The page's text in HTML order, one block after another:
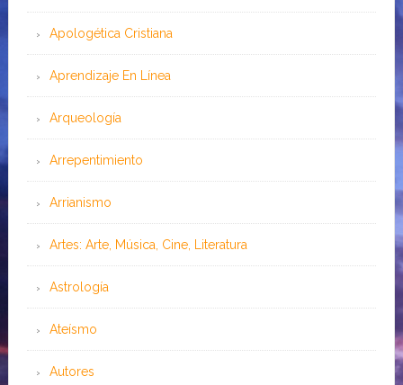
Apologética Cristiana
Aprendizaje En Línea
Arqueología
Arrepentimiento
Arrianismo
Artes: Arte, Música, Cine, Literatura
Astrología
Ateísmo
Autores